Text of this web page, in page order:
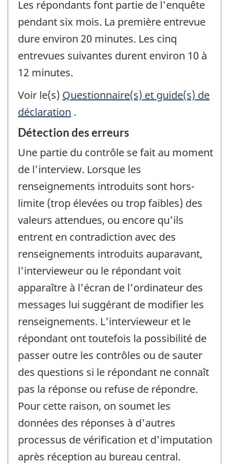
Les répondants font partie de l'enquête
pendant six mois. La première entrevue
dure environ 20 minutes. Les cinq
entrevues suivantes durent environ 10 à
12 minutes.
Voir le(s) Questionnaire(s) et guide(s) de
déclaration .
Détection des erreurs
Une partie du contrôle se fait au moment
de l'interview. Lorsque les
renseignements introduits sont hors-
limite (trop élevées ou trop faibles) des
valeurs attendues, ou encore qu'ils
entrent en contradiction avec des
renseignements introduits auparavant,
l'intervieweur ou le répondant voit
apparaître à l'écran de l'ordinateur des
messages lui suggérant de modifier les
renseignements. L'intervieweur et le
répondant ont toutefois la possibilité de
passer outre les contrôles ou de sauter
des questions si le répondant ne connaît
pas la réponse ou refuse de répondre.
Pour cette raison, on soumet les
données des réponses à d'autres
processus de vérification et d'imputation
après réception au bureau central.